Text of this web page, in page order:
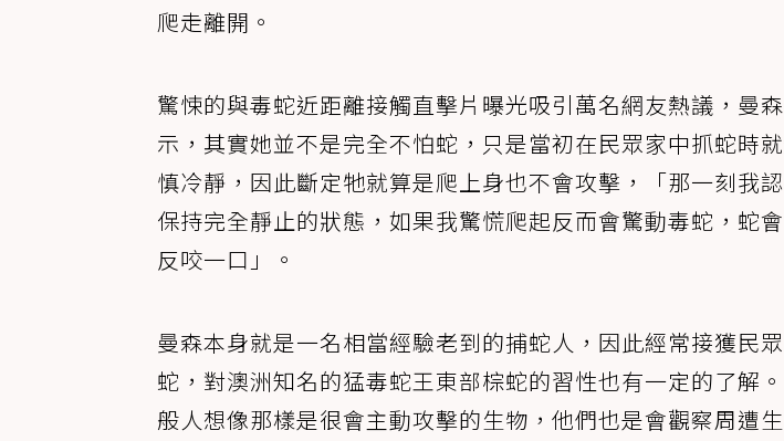
爬走離開。
驚悚的與毒蛇近距離接觸直擊片曝光吸引萬名網友熱議，曼
示，其實她並不是完全不怕蛇，只是當初在民眾家中抓蛇時
慎冷靜，因此斷定牠就算是爬上身也不會攻擊，「那一刻我
保持完全靜止的狀態，如果我驚慌爬起反而會驚動毒蛇，蛇
反咬一口」。
曼森本身就是一名相當經驗老到的捕蛇人，因此經常接獲民
蛇，對澳洲知名的猛毒蛇王東部棕蛇的習性也有一定的了解
般人想像那樣是很會主動攻擊的生物，他們也是會觀察周遭